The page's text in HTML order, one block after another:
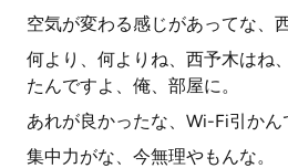
空気が変わる感じがあってな、
何より、何よりね、西予木はね
たんですよ、俺、部屋に。
あれが良かったな、Wi-Fi引かん
集中力がな、今無理やもんな。